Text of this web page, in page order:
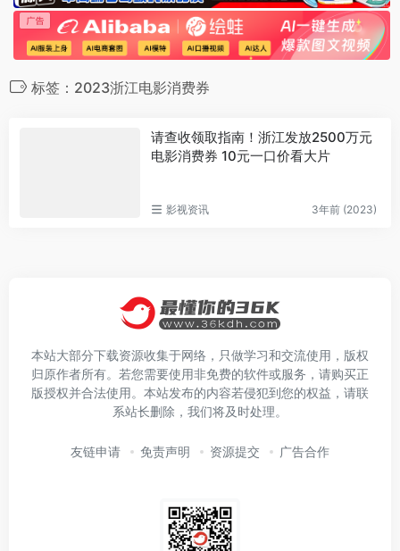
标签：2023浙江电影消费券
请查收领取指南！浙江发放2500万元
电影消费券 10元一口价看大片
影视资讯 3年前 (2023)
本站大部分下载资源收集于网络，只做学习和交流使用，版权
归原作者所有。若您需要使用非免费的软件或服务，请购买正
版授权并合法使用。本站发布的内容若侵犯到您的权益，请联
系站长删除，我们将及时处理。
友链申请 免责声明 资源提交 广告合作